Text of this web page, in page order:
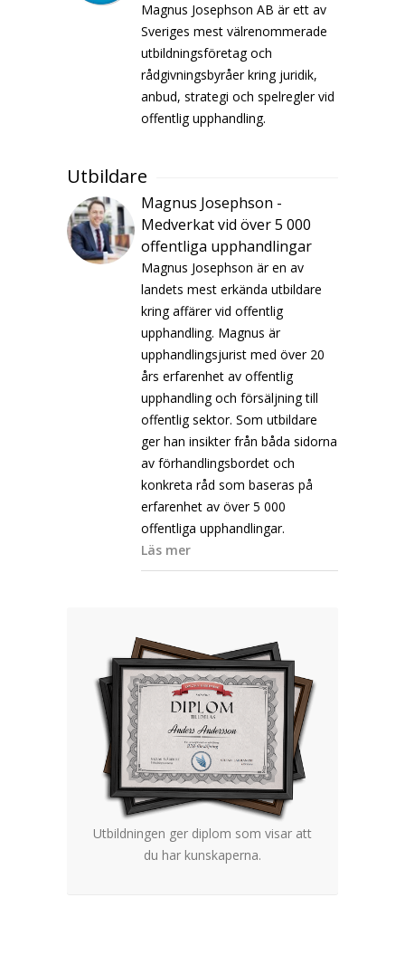
Magnus Josephson AB är ett av
Sveriges mest välrenommerade
utbildningsföretag och
rådgivningsbyråer kring juridik,
anbud, strategi och spelregler vid
offentlig upphandling.
Utbildare
Magnus Josephson -
Medverkat vid över 5 000
offentliga upphandlingar
Magnus Josephson är en av
landets mest erkända utbildare
kring affärer vid offentlig
upphandling. Magnus är
upphandlingsjurist med över 20
års erfarenhet av offentlig
upphandling och försäljning till
offentlig sektor. Som utbildare
ger han insikter från båda sidorna
av förhandlingsbordet och
konkreta råd som baseras på
erfarenhet av över 5 000
offentliga upphandlingar.
Läs mer
Utbildningen ger diplom som visar att
du har kunskaperna.